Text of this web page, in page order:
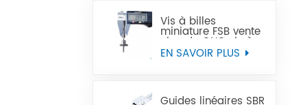
Vis à billes
miniature FSB vente
chaude CNC vis à
billes Miniature de
précision peut
EN SAVOIR PLUS
Guides linéaires SBR